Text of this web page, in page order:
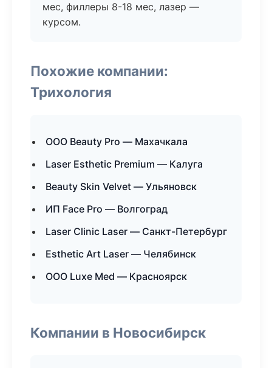
мес, филлеры 8-18 мес, лазер —
курсом.
Похожие компании:
Трихология
ООО Beauty Pro — Махачкала
Laser Esthetic Premium — Калуга
Beauty Skin Velvet — Ульяновск
ИП Face Pro — Волгоград
Laser Clinic Laser — Санкт-Петербург
Esthetic Art Laser — Челябинск
ООО Luxe Med — Красноярск
Компании в Новосибирск